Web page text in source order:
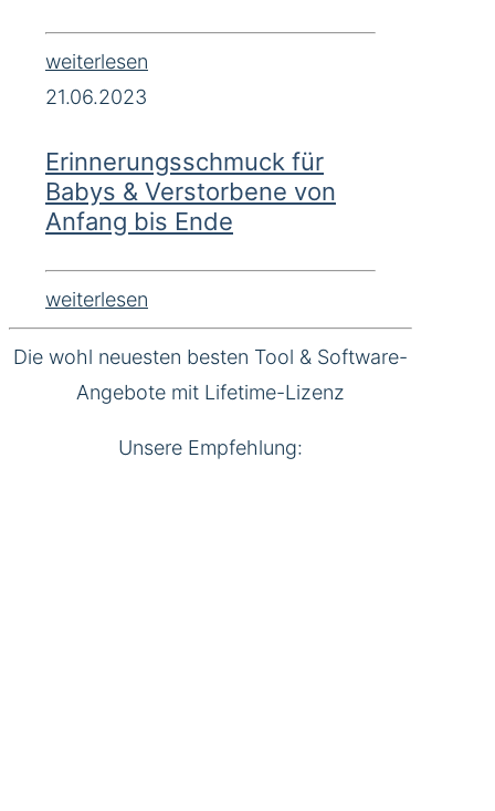
weiterlesen
21.06.2023
Erinnerungsschmuck für
Babys & Verstorbene von
Anfang bis Ende
weiterlesen
Die wohl neuesten besten Tool & Software-
Angebote mit Lifetime-Lizenz
Unsere Empfehlung: